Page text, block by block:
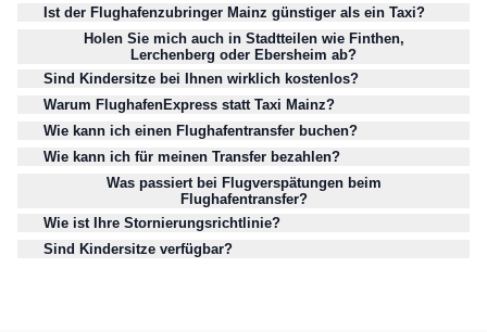
Ist der Flughafenzubringer Mainz günstiger als ein Taxi?
Holen Sie mich auch in Stadtteilen wie Finthen,
Lerchenberg oder Ebersheim ab?
Sind Kindersitze bei Ihnen wirklich kostenlos?
Warum FlughafenExpress statt Taxi Mainz?
Wie kann ich einen Flughafentransfer buchen?
Wie kann ich für meinen Transfer bezahlen?
Was passiert bei Flugverspätungen beim
Flughafentransfer?
Wie ist Ihre Stornierungsrichtlinie?
Sind Kindersitze verfügbar?